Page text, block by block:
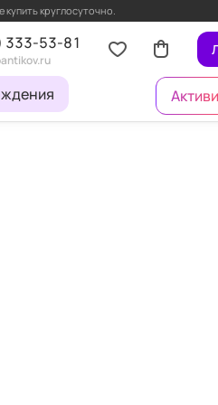
круглосуточно.
333-53-81